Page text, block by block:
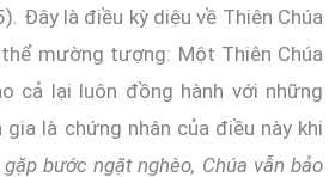
Đây là điều kỳ diệu về Thiên Chúa
mường tượng: Một Thiên Chúa
cả lại luôn đồng hành với những
gia là chứng nhân của điều này khi
bước ngặt nghèo, Chúa vẫn bảo